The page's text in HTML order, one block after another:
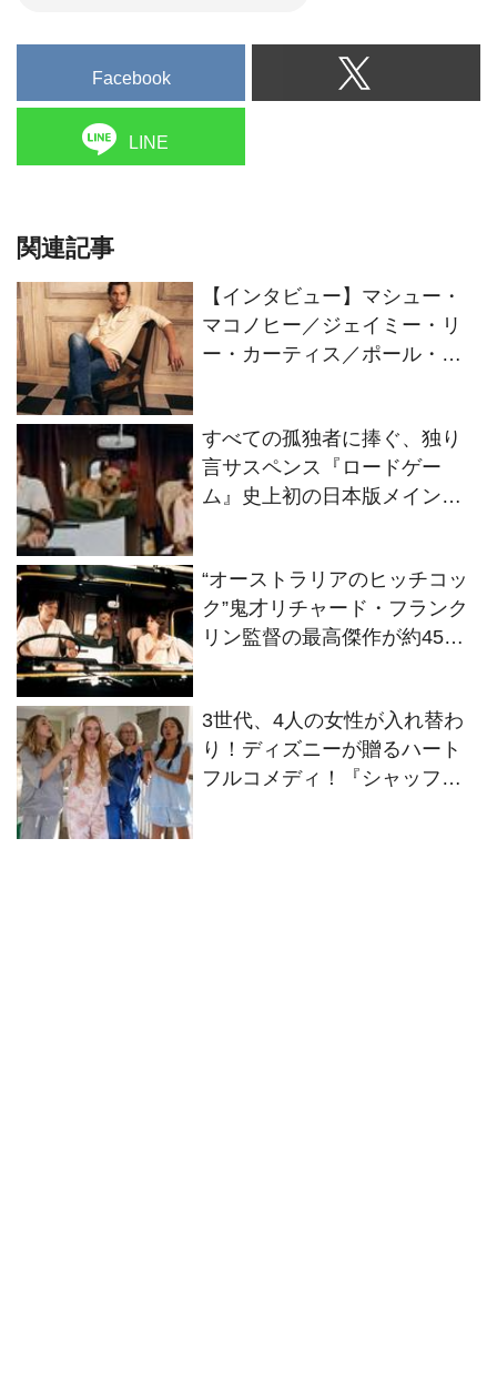
Facebook
LINE
関連記事
【インタビュー】マシュー・
マコノヒー／ジェイミー・リ
ー・カーティス／ポール・グ
すべての孤独者に捧ぐ、独り
言サスペンス『ロードゲー
ム』史上初の日本版メインビ
“オーストラリアのヒッチコッ
ク”鬼才リチャード・フランク
リン監督の最高傑作が約45年
ミー・リー・カーティス主演
『ロードゲーム』
3世代、4人の女性が入れ替わ
り！ディズニーが贈るハート
フルコメディ！『シャッフ